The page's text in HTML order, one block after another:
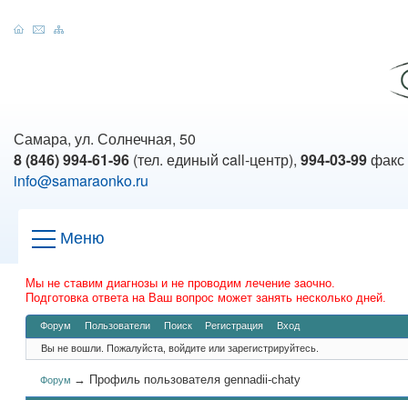
Самара, ул. Солнечная, 50
8 (846) 994-61-96 (тел. единый call-центр), 994-03-99факс
info@samaraonko.ru
Меню
Мы не ставим диагнозы и не проводим лечение заочно.
Подготовка ответа на Ваш вопрос может занять несколько дней.
Форум Пользователи Поиск Регистрация Вход
Вы не вошли. Пожалуйста, войдите или зарегистрируйтесь.
Форум → Профиль пользователя gennadii-chaty